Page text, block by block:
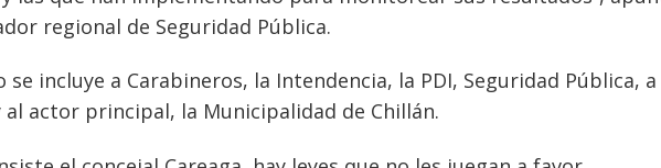
regional de Seguridad Pública.
se incluye a Carabineros, la Intendencia, la PDI, Seguridad Pública, a
al actor principal, la Municipalidad de Chillán.